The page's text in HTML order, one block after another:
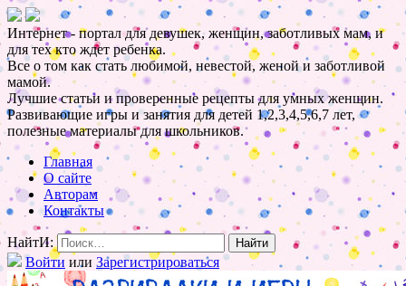
Интернет - портал для девушек, женщин, заботливых мам, и
для тех кто ждет ребенка.
Все о том как стать любимой, невестой, женой и заботливой
мамой.
Лучшие статьи и проверенные рецепты для умных женщин.
Развивающие игры и занятия для детей 1,2,3,4,5,6,7 лет,
полезные материалы для школьников.
Главная
О сайте
Авторам
Контакты
НайтИ:
Войти или Зарегистрироваться